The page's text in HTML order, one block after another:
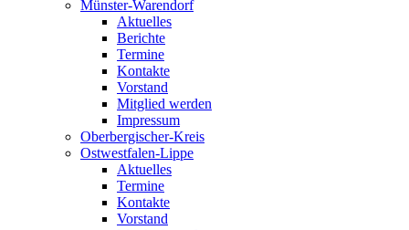
Münster-Warendorf
Aktuelles
Berichte
Termine
Kontakte
Vorstand
Mitglied werden
Impressum
Oberbergischer-Kreis
Ostwestfalen-Lippe
Aktuelles
Termine
Kontakte
Vorstand